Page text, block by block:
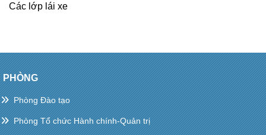
Các lớp lái xe
PHÒNG
Phòng Đào tạo
Phòng Tổ chức Hành chính-Quản trị